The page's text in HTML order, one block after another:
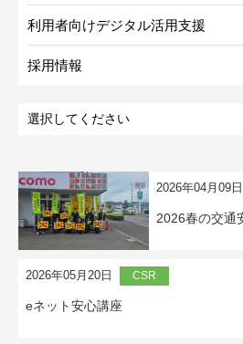
利用者向けデジタル活用支援
採用情報
2026年04月09日
2026春の交通
2026年05月20日 CSR
eネット安心講座